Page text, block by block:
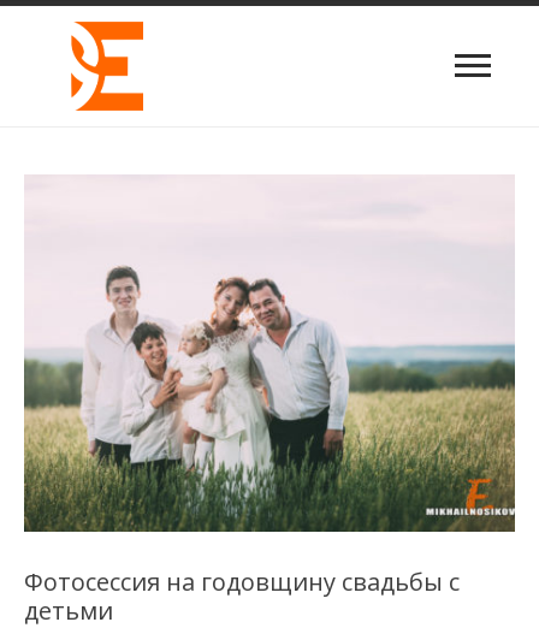
Фотосессия на годовщину свадьбы с
детьми